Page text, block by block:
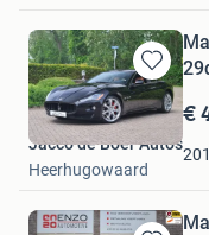
Bewaren
in
Mijn
Favorieten
€
Jacco de Boer Auto's
Heerhugowaard